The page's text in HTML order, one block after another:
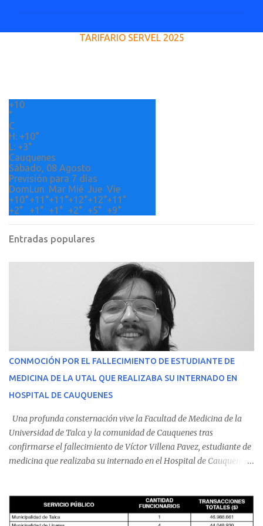
i
s
TARIFARIO SERVEL 2025
+10
°
C
H: +10°
L: +3°
Cauquenes
Sábado, 08 Agosto
Previsión para 7 días
DomLun Mar Mié Jue Vie
+10°+11°+11°+12°+12°+11°
+2° +1° +1° +2° +5° +9°
Entradas populares
CONMOCIÓN POR EL FALLECIMIENTO DE ESTUDIANTE DE
MEDICINA DE LA UTAL QUE REALIZABA SU INTERNADO EN
HOSPITAL DE CAUQUENES
Una profunda consternación vive la Facultad de Medicina de la
Universidad de Talca y la comunidad de Cauquenes tras
confirmarse el fallecimiento de Víctor Villena Pavez, estudiante de
medicina que realizaba su internado en el Hospital de Cauquenes.
malestares físicos. Dada la complejidad de su estado de salud, el
equipo médico determinó su traslado de urgencia al Hospital